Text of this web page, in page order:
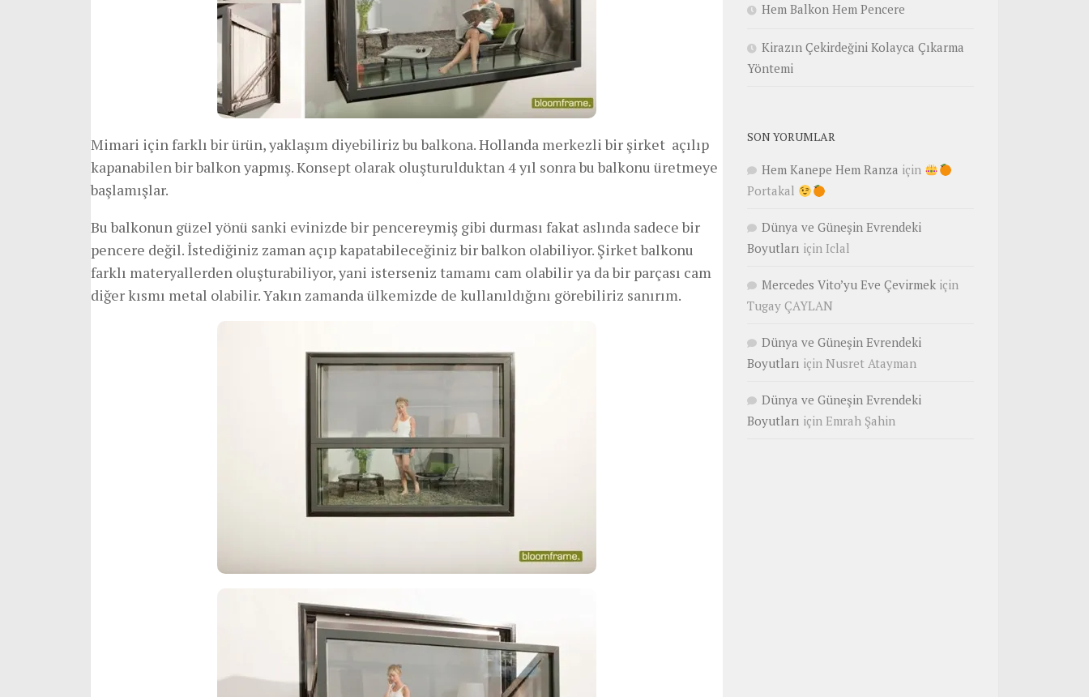
Mimari için farklı bir ürün, yaklaşım diyebiliriz bu balkona. Hollanda merkezli bir şirket açılıp
kapanabilen bir balkon yapmış. Konsept olarak oluşturulduktan 4 yıl sonra bu balkonu üretmeye
başlamışlar.
Bu balkonun güzel yönü sanki evinizde bir pencereymiş gibi durması fakat aslında sadece bir
pencere değil. İstediğiniz zaman açıp kapatabileceğiniz bir balkon olabiliyor. Şirket balkonu
farklı materyallerden oluşturabiliyor, yani isterseniz tamamı cam olabilir ya da bir parçası cam
diğer kısmı metal olabilir. Yakın zamanda ülkemizde de kullanıldığını görebiliriz sanırım.
Hem Balkon Hem Pencere
Kirazın Çekirdeğini Kolayca Çıkarma
Yöntemi
SON YORUMLAR
Hem Kanepe Hem Ranza için
Portakal
Dünya ve Güneşin Evrendeki
Boyutları için Iclal
Mercedes Vito’yu Eve Çevirmek için
Tugay ÇAYLAN
Dünya ve Güneşin Evrendeki
Boyutları için Nusret Atayman
Dünya ve Güneşin Evrendeki
Boyutları için Emrah Şahin